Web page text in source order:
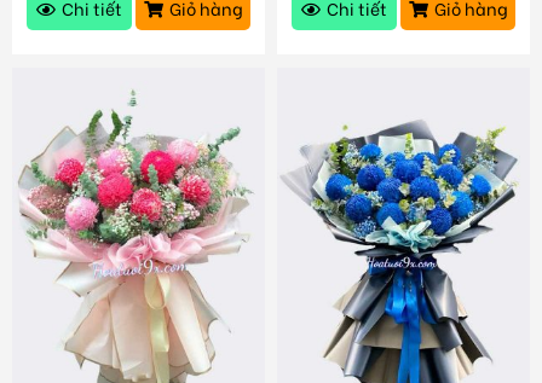
Chi tiết
Giỏ hàng
Chi tiết
Giỏ hàng